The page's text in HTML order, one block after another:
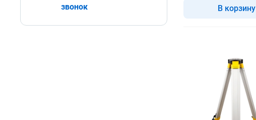
звонок
В корзину